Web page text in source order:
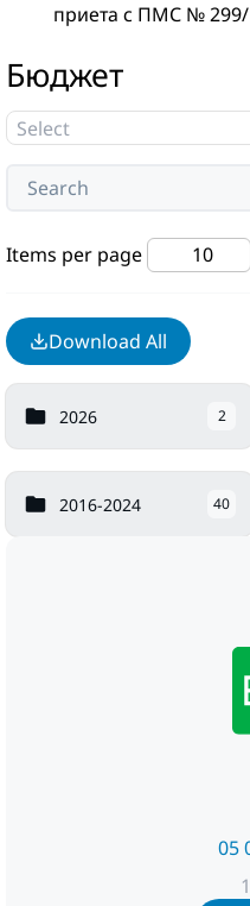
приета с ПМС № 299/
Бюджет
Items per page
Download All
2026 2
2016-2024 40
05